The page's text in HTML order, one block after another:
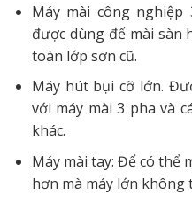
Máy mài công
được dùng để mài sàn
toàn lớp sơn cũ.
Máy hút bụi cỡ lớn.
với máy mài 3 pha và
khác.
Máy mài tay: Để có thể
hơn mà máy lớn